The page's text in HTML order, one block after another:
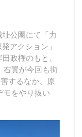
公園にて「力
アクション」
政権のもと、
右翼が今回も街
するなか、原
モをやり抜い